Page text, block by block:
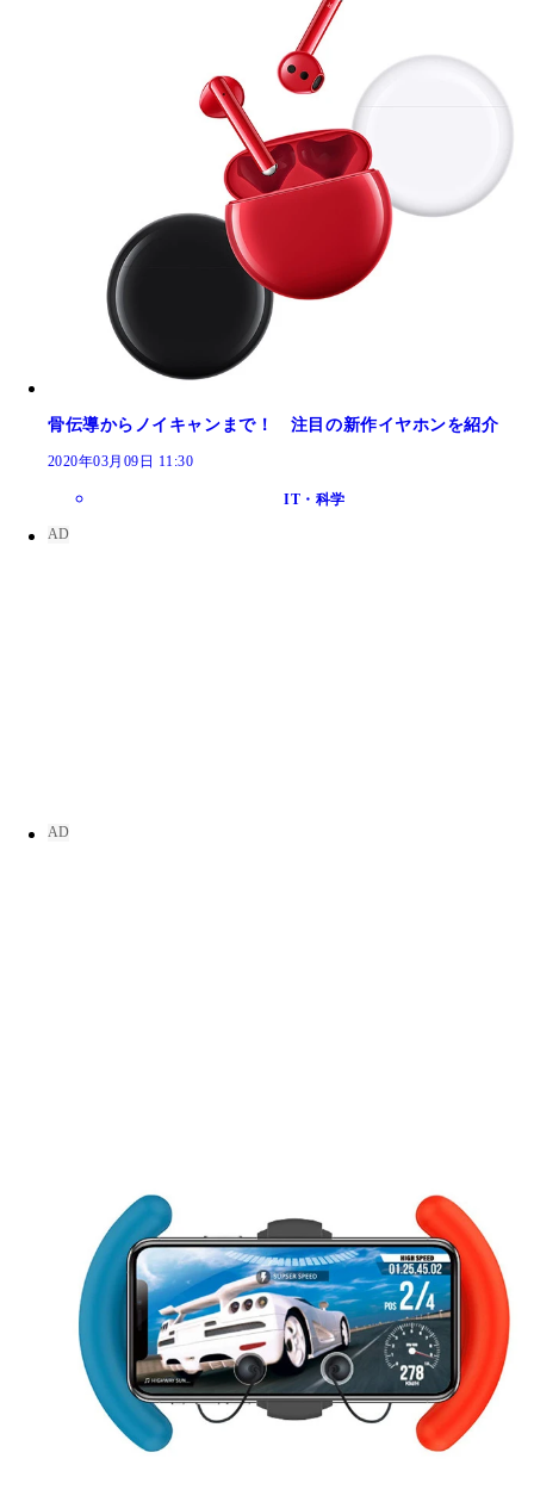
骨伝導からノイキャンまで！ 注目の新作イヤホンを紹介
2020年03月09日 11:30
IT・科学